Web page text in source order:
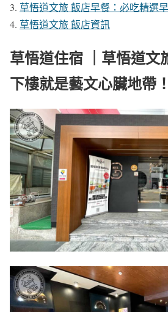
草悟道文旅 飯店早餐：必吃精選早
草悟道文旅 飯店資訊
草悟道住宿 ｜草悟道文
下樓就是藝文心臟地帶！